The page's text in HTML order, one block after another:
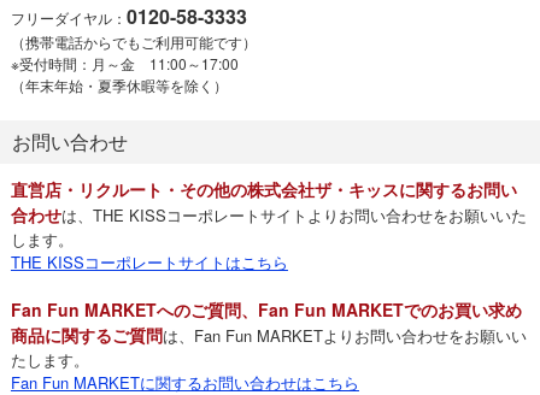
フリーダイヤル： 0120-58-3333
（携帯電話からでもご利用可能です）
※受付時間：月～金 11:00～17:00
（年末年始・夏季休暇等を除く）
お問い合わせ
直営店・リクルート・その他の株式会社ザ・キッスに関するお問い
合わせは、THE KISSコーポレートサイトよりお問い合わせをお願いいた
します。
THE KISSコーポレートサイトはこちら
Fan Fun MARKETへのご質問、Fan Fun MARKETでのお買い求め
商品に関するご質問は、Fan Fun MARKETよりお問い合わせをお願いい
たします。
Fan Fun MARKETに関するお問い合わせはこちら